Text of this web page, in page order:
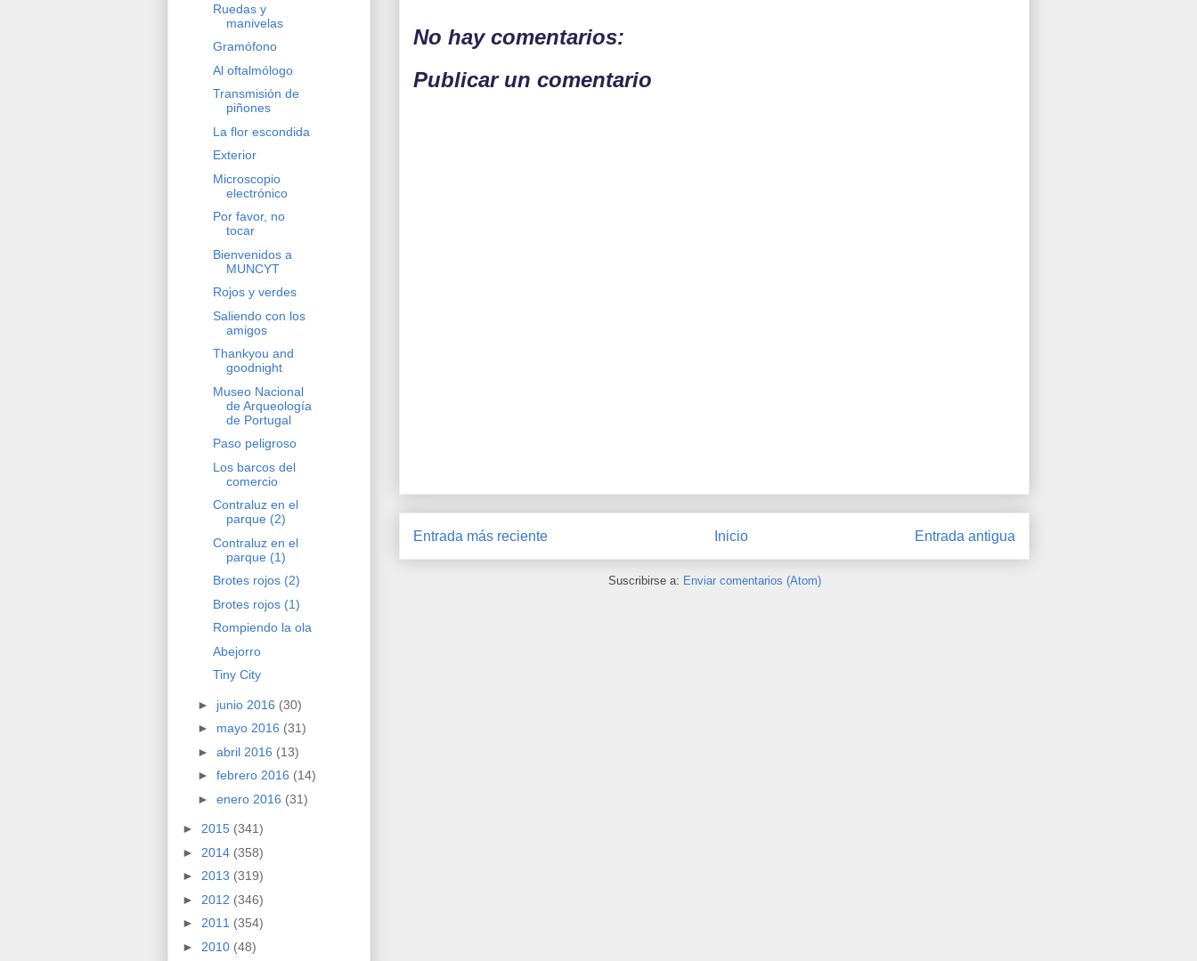
No hay comentarios:
Publicar un comentario
Entrada más reciente Entrada antigua
Inicio
Suscribirse a: Enviar comentarios (Atom)
Ruedas y
manivelas
Gramófono
Al oftalmólogo
Transmisión de
piñones
La flor escondida
Exterior
Microscopio
electrónico
Por favor, no
tocar
Bienvenidos a
MUNCYT
Rojos y verdes
Saliendo con los
amigos
Thankyou and
goodnight
Museo Nacional
de Arqueología
de Portugal
Paso peligroso
Los barcos del
comercio
Contraluz en el
parque (2)
Contraluz en el
parque (1)
Brotes rojos (2)
Brotes rojos (1)
Rompiendo la ola
Abejorro
Tiny City
► junio 2016 (30)
► mayo 2016 (31)
► abril 2016 (13)
► febrero 2016 (14)
► enero 2016 (31)
► 2015 (341)
► 2014 (358)
► 2013 (319)
► 2012 (346)
► 2011 (354)
► 2010 (48)